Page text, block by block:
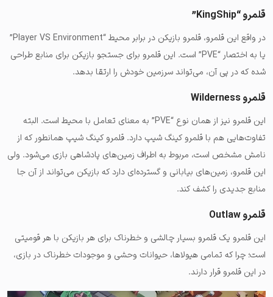
قلمرو “KingShip”
در واقع این قلمرو، قلمرو بازیکن در برابر محیط “Player VS Environment”
یا به اختصار “PVE” است. این قلمرو برای جستجو بازیکن برای منابع طراحی
شده که در پی آن، می‌تواند سرزمین خودش را ارتقا بدهد.
قلمرو Wilderness
این قلمرو نیز از همان نوع “PVE” به معنای تعامل با محیط است. البته
تفاوت‌هایی هم با قلمرو کینگ شیپ دارد. قلمرو کینگ شیپ همانطور که از
نامش مشخص است، مربوط به اطراف زمین‌های پادشاهی بازی می‌شود. ولی
این قلمرو، زمین‌های بیابانی و گسترده‌ای دارد که بازیکن می‌تواند از آن جا
منابع جدیدی را کشف کند.
قلمرو Outlaw
این قلمرو یک قلمرو بسیار چالشی و خطرناک برای هر بازیکن با هر قومیتی
است؛ چرا که تمامی هیولاها، حیوانات وحشی و موجودات خطرناک در بازی،
در این قلمرو قرار دارند.